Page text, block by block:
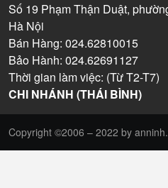
Số 19 Phạm Thận Duật,
Hà Nội
Bán Hàng: 024.62810015
Bảo Hành: 024.62691127
Thời gian làm việc: (Từ T2-T7)
CHI NHÁNH (THÁI BÌNH)
Copyright ©2006 – 2022 by